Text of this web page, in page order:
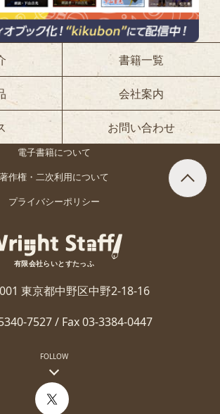
書籍一覧
会社案内
お問い合わせ
電子書籍について
著作権・二次利用について
プライバシーポリシー
有限会社らいとすたっふ
東京都中野区中野2-18-16
7527 / Fax 03-3384-0447
FOLLOW